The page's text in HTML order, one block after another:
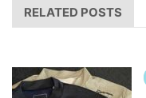
RELATED POSTS